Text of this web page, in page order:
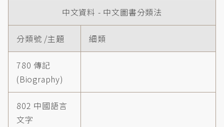
中文資料 - 中文圖書分類法
分類號 /主題 細類
780 傳記
(Biography)
802 中國語言
文字